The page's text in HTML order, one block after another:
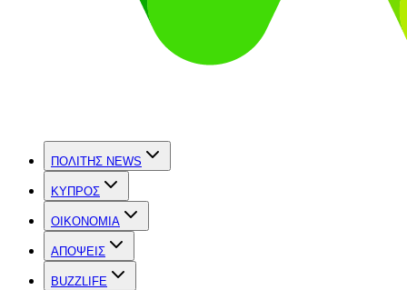
ΠΟΛΙΤΗΣ NEWS
ΚΥΠΡΟΣ
OIKONOMIA
ΑΠΟΨΕΙΣ
BUZZLIFE